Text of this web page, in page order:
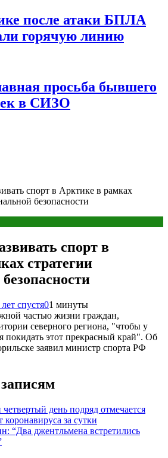
после атаки БПЛА
горячую линию
просьба бывшего
в СИЗО
спорт в Арктике в рамках
безопасности
спорт в
стратегии
лет спустя01 минуты
частью жизни граждан,
северного региона, "чтобы у
покидать этот прекрасный край". Об
заявил министр спорта РФ
день подряд отмечается
за сутки
“Два джентльмена встретились